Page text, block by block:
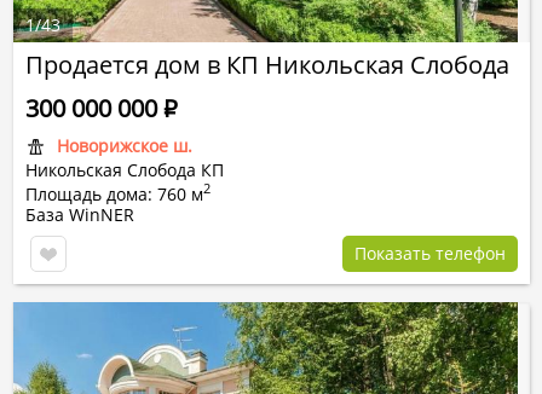
Продается дом в КП Никольская Слобода
Новорижское ш.
Никольская Слобода КП
Площадь дома: 760 м2
300 000 000Р
База WinNER
Показать телефон
1/43